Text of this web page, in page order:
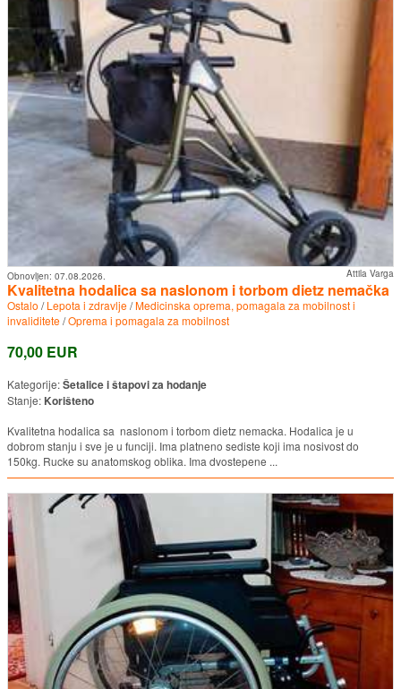
Attila Varga
Obnovljen: 07.08.2026.
Kvalitetna hodalica sa naslonom i torbom dietz nemačka
Ostalo /Lepota i zdravlje/Medicinska oprema, pomagala za mobilnost i
invaliditete/Oprema i pomagala za mobilnost
70,00 EUR
Kategorije:Šetalice i štapovi za hodanje
Stanje: Korišteno
Kvalitetna hodalica sa naslonom i torbom dietz nemacka. Hodalica je u
dobrom stanju i sve je u funciji. Ima platneno sediste koji ima nosivost do
150kg. Rucke su anatomskog oblika. Ima dvostepene ...